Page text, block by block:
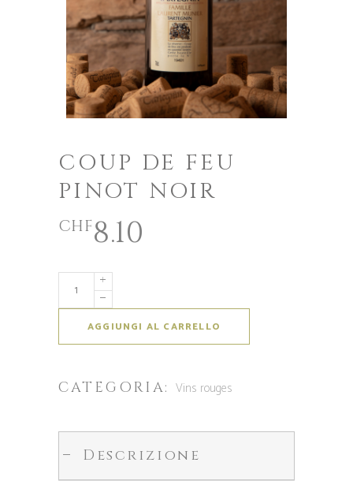
COUP DE FEU
PINOT NOIR
CHF8.10
AGGIUNGI AL CARRELLO
CATEGORIA: Vins rouges
Descrizione